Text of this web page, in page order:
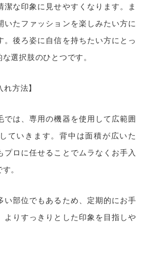
潔な印象に見せやすくなります。ま
いたファッションを楽しみたい方に
。後ろ姿に自信を持ちたい方にとっ
選択肢のひとつです。
れ方法】
では、専用の機器を使用して広範囲
ていきます。背中は面積が広いた
プロに任せることでムラなくお手入
。
い部位でもあるため、定期的にお手
よりすっきりとした印象を目指しや